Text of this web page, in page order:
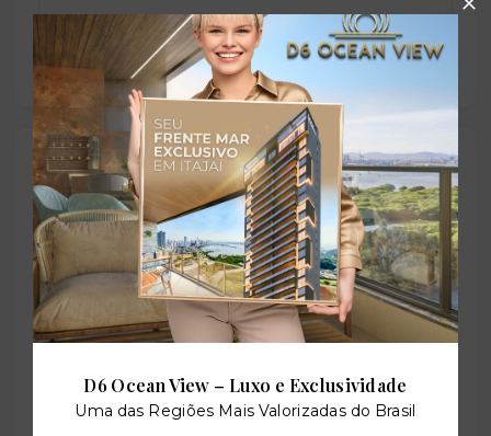
Solarium
Outras Informações
Referência:
O-20620-34284
Residencial
D6 Ocean View – Luxo e Exclusividade
Uma das Regiões Mais Valorizadas do Brasil